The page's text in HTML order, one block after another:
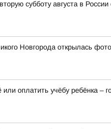
субботу августа в
Новгорода открылась
или оплатить учёбу ребёнка –